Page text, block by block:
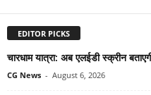
EDITOR PICKS
चारधाम यात्रा: अब एलईडी स्क्रीन
CG News - August 6, 2026